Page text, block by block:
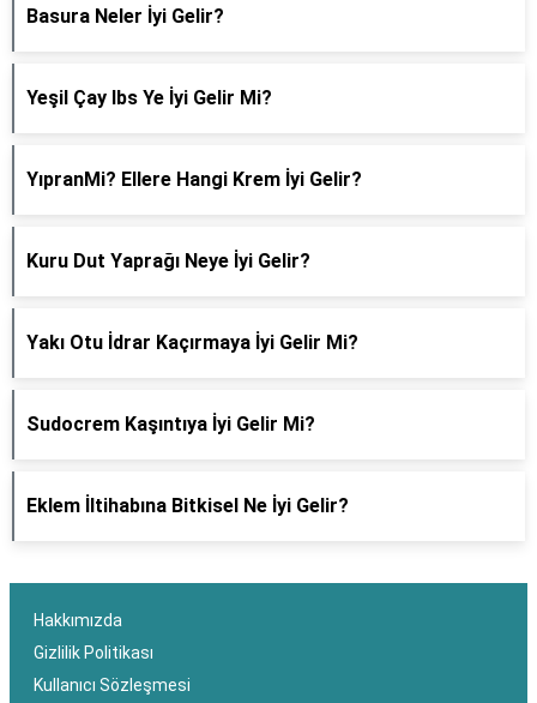
Basura Neler İyi Gelir?
Yeşil Çay Ibs Ye İyi Gelir Mi?
YıpranMi? Ellere Hangi Krem İyi Gelir?
Kuru Dut Yaprağı Neye İyi Gelir?
Yakı Otu İdrar Kaçırmaya İyi Gelir Mi?
Sudocrem Kaşıntıya İyi Gelir Mi?
Eklem İltihabına Bitkisel Ne İyi Gelir?
Hakkımızda
Gizlilik Politikası
Kullanıcı Sözleşmesi